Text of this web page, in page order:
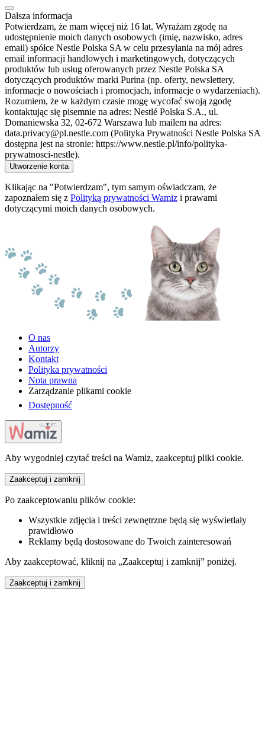
Dalsza informacja
Potwierdzam, że mam więcej niż 16 lat. Wyrażam zgodę na
udostępnienie moich danych osobowych (imię, nazwisko, adres
email) spółce Nestle Polska SA w celu przesyłania na mój adres
email informacji handlowych i marketingowych, dotyczących
produktów lub usług oferowanych przez Nestle Polska SA
dotyczących produktów marki Purina (np. oferty, newslettery,
informacje o nowościach i promocjach, informacje o wydarzeniach).
Rozumiem, że w każdym czasie mogę wycofać swoją zgodę
kontaktując się pisemnie na adres: Nestlé Polska S.A., ul.
Domaniewska 32, 02-672 Warszawa lub mailem na adres:
data.privacy@pl.nestle.com (Polityka Prywatności Nestle Polska SA
dostępna jest na stronie: https://www.nestle.pl/info/polityka-
prywatnosci-nestle).
Utworzenie konta
Klikając na "Potwierdzam", tym samym oświadczam, że
zapoznałem się z Polityką prywatności Wamiz i prawami
dotyczącymi moich danych osobowych.
O nas
Autorzy
Kontakt
Polityka prywatności
Nota prawna
Zarządzanie plikami cookie
Dostępność
Aby wygodniej czytać treści na Wamiz, zaakceptuj pliki cookie.
Zaakceptuj i zamknij
Po zaakceptowaniu plików cookie:
Wszystkie zdjęcia i treści zewnętrzne będą się wyświetlały
prawidłowo
Reklamy będą dostosowane do Twoich zainteresowań
Aby zaakceptować, kliknij na „Zaakceptuj i zamknij” poniżej.
Zaakceptuj i zamknij